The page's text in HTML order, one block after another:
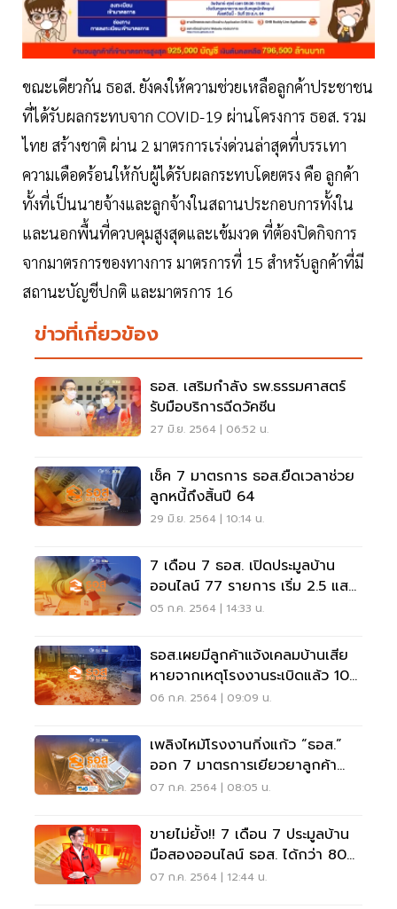
ขณะเดียวกัน ธอส. ยังคงให้ความช่วยเหลือลูกค้าประชาชน
ที่ได้รับผลกระทบจาก COVID-19 ผ่านโครงการ ธอส. รวม
ไทย สร้างชาติ ผ่าน 2 มาตรการเร่งด่วนล่าสุดที่บรรเทา
ความเดือดร้อนให้กับผู้ได้รับผลกระทบโดยตรง คือ ลูกค้า
ทั้งที่เป็นนายจ้างและลูกจ้างในสถานประกอบการทั้งใน
และนอกพื้นที่ควบคุมสูงสุดและเข้มงวด ที่ต้องปิดกิจการ
จากมาตรการของทางการ มาตรการที่ 15 สำหรับลูกค้าที่มี
สถานะบัญชีปกติ และมาตรการ 16
ข่าวที่เกี่ยวข้อง
ธอส. เสริมกำลัง รพ.ธรรมศาสตร์
รับมือบริการฉีดวัคซีน
27 มิ.ย. 2564 | 06:52 น.
เช็ค 7 มาตรการ ธอส.ยืดเวลาช่วย
ลูกหนี้ถึงสิ้นปี 64
29 มิ.ย. 2564 | 10:14 น.
7 เดือน 7 ธอส. เปิดประมูลบ้าน
ออนไลน์ 77 รายการ เริ่ม 2.5 แสน
บาท
05 ก.ค. 2564 | 14:33 น.
ธอส.เผยมีลูกค้าแจ้งเคลมบ้านเสีย
หายจากเหตุโรงงานระเบิดแล้ว 102
ราย
06 ก.ค. 2564 | 09:09 น.
เพลิงไหม้โรงงานกิ่งแก้ว “ธอส.”
ออก 7 มาตรการเยียวยาลูกค้า
เช็คด่วน
07 ก.ค. 2564 | 08:05 น.
ขายไม่ยั้ง!! 7 เดือน 7 ประมูลบ้าน
มือสองออนไลน์ ธอส. ได้กว่า 80
ล้านบาท
07 ก.ค. 2564 | 12:44 น.